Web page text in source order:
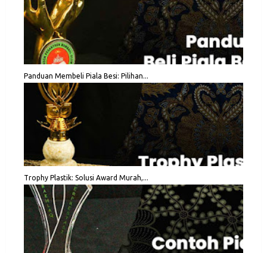
Panduan Membeli Piala Besi: Pilihan...
Trophy Plastik: Solusi Award Murah,...